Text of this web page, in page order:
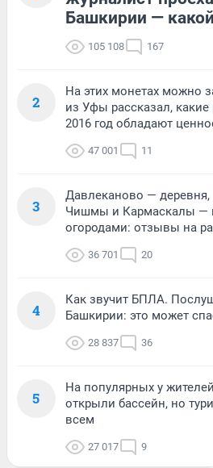
Башкирии —
105 108 167
2
На этих монетах можно
из Уфы рассказал, какие
2016 год обладают
47 001 11
3
Давлеканово — деревня,
Чишмы и Кармаскалы —
огородами: отзывы на
36 701 20
4
Как звучит БПЛА.
Башкирии: это может
28 837 36
5
На популярных у
открыли бассейн, но
всем
27 017 9